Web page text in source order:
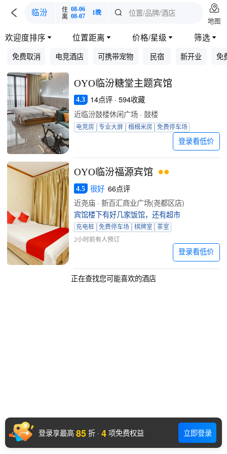
 临汾 住 08-06
离 08-07 1晚  位置/品牌/酒店 
地图
欢迎度排序  位置距离  价格/星级  筛选 
免费取消 电竞酒店 可携带宠物 民宿 新开业 免
OYO临汾糖堂主题宾馆
4.3
14点评 · 594收藏
近临汾鼓楼休闲广场 · 鼓楼
电竞房 专业大屏 榻榻米房 免费停车场
登录看低价
OYO临汾福源宾馆
4.5 很好 66点评
近尧庙 · 新百汇商业广场(尧都区店)
宾馆楼下有好几家饭馆，还有超市
充电桩 免费停车场 棋牌室
茶室
2小时前有人预订
登录看低价
正在查找您可能喜欢的酒店
登录享最高 85 折 · 4 项免费权益 立即登录